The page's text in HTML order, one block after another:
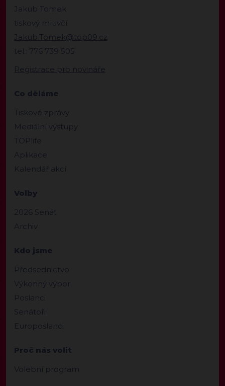
Jakub Tomek
tiskový mluvčí
Jakub.Tomek@top09.cz
tel.: 776 739 505
Registrace pro novináře
Co děláme
Tiskové zprávy
Mediální výstupy
TOPlife
Aplikace
Kalendář akcí
Volby
2026 Senát
Archiv
Kdo jsme
Předsednictvo
Výkonný výbor
Poslanci
Senátoři
Europoslanci
Proč nás volit
Volební program